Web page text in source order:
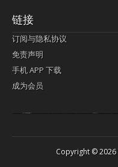
链接
订阅与隐私协议
免责声明
手机 APP 下载
成为会员
Copyright © 2026